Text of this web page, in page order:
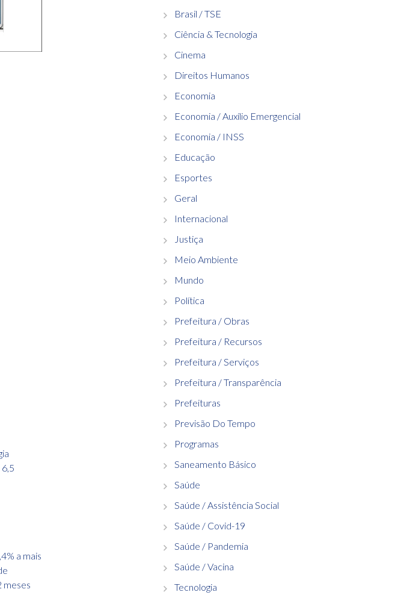
a mais
meses
Brasil / TSE
Ciência & Tecnologia
Cinema
Direitos Humanos
Economia
Economia / Auxílio Emergencial
Economia / INSS
Educação
Esportes
Geral
Internacional
Justiça
Meio Ambiente
Mundo
Política
Prefeitura / Obras
Prefeitura / Recursos
Prefeitura / Serviços
Prefeitura / Transparência
Prefeituras
Previsão Do Tempo
Programas
Saneamento Básico
Saúde
Saúde / Assistência Social
Saúde / Covid-19
Saúde / Pandemia
Saúde / Vacina
Tecnologia